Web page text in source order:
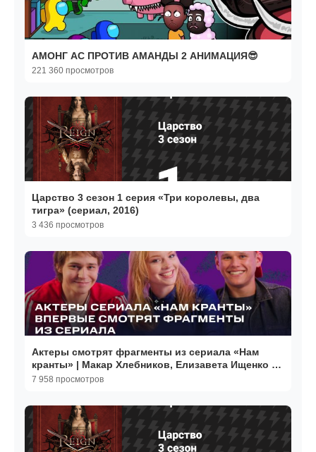
АМОНГ АС ПРОТИВ АМАНДЫ 2 АНИМАЦИЯ😎
221 360 просмотров
Царство 3 сезон 1 серия «Три королевы, два
тигра» (сериал, 2016)
3 436 просмотров
Актеры смотрят фрагменты из сериала «Нам
кранты» | Макар Хлебников, Елизавета Ищенко и
Антон Шокалюк
7 958 просмотров